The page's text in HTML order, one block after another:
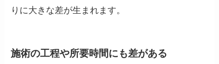
りに大きな差が生まれます。
施術の工程や所要時間にも差がある